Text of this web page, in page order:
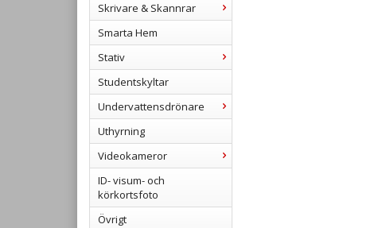
Skrivare & Skannrar
Smarta Hem
Stativ
Studentskyltar
Undervattensdrönare
Uthyrning
Videokameror
ID- visum- och
körkortsfoto
Övrigt